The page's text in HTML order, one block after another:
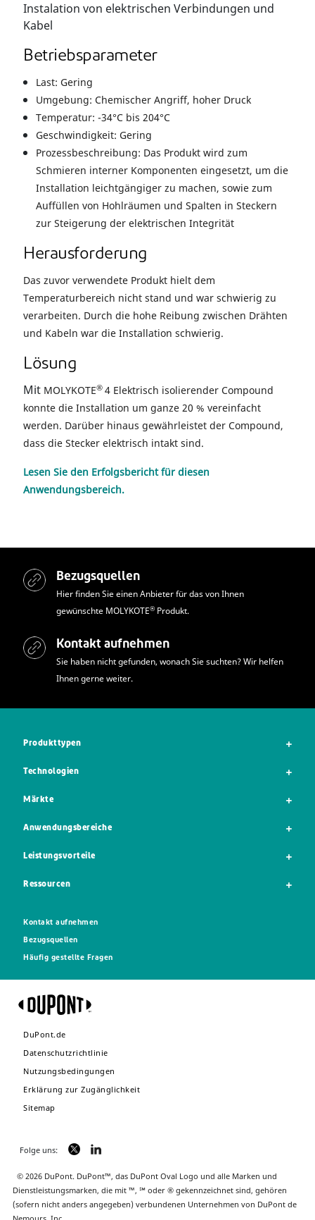
Instalation von elektrischen Verbindungen und
Kabel
Betriebsparameter
Last: Gering
Umgebung: Chemischer Angriff, hoher Druck
Temperatur: -34°C bis 204°C
Geschwindigkeit: Gering
Prozessbeschreibung: Das Produkt wird zum
Schmieren interner Komponenten eingesetzt, um die
Installation leichtgängiger zu machen, sowie zum
Auffüllen von Hohlräumen und Spalten in Steckern
zur Steigerung der elektrischen Integrität
Herausforderung
Das zuvor verwendete Produkt hielt dem
Temperaturbereich nicht stand und war schwierig zu
verarbeiten. Durch die hohe Reibung zwischen Drähten
und Kabeln war die Installation schwierig.
Lösung
Mit MOLYKOTE® 4 Elektrisch isolierender Compound
konnte die Installation um ganze 20 % vereinfacht
werden. Darüber hinaus gewährleistet der Compound,
dass die Stecker elektrisch intakt sind.
Lesen Sie den Erfolgsbericht für diesen
Anwendungsbereich.
Bezugsquellen
Hier finden Sie einen Anbieter für das von Ihnen
gewünschte MOLYKOTE® Produkt.
Kontakt aufnehmen
Sie haben nicht gefunden, wonach Sie suchten? Wir helfen
Ihnen gerne weiter.
Produkttypen
Technologien
Märkte
Anwendungsbereiche
Leistungsvorteile
Ressourcen
Kontakt aufnehmen
Bezugsquellen
Häufig gestellte Fragen
DuPont.de
Datenschutzrichtlinie
Nutzungsbedingungen
Erklärung zur Zugänglichkeit
Sitemap
Folge uns:
© 2026 DuPont. DuPont™, das DuPont Oval Logo und alle Marken und
Dienstleistungsmarken, die mit ™, ℠ oder ® gekennzeichnet sind, gehören
(sofern nicht anders angegeben) verbundenen Unternehmen von DuPont de